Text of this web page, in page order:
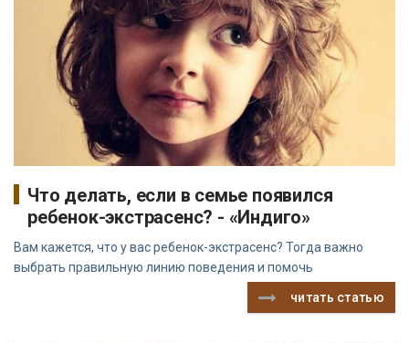
Что делать, если в семье появился
ребенок-экстрасенс? - «Индиго»
Вам кажется, что у вас ребенок-экстрасенс? Тогда важно
выбрать правильную линию поведения и помочь
читать статью